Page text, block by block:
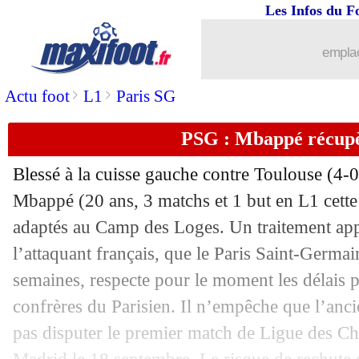
Actu foot> L1 > Paris SG
Les Infos du
PSG : Mbappé
Blessé à la cuisse gauche contre Toulouse
Mbappé (20 ans, 3 matchs et 1 but en L1
adaptés au Camp des Loges. Un traitement
l’attaquant français, que le Paris Saint-
semaines, respecte pour le moment les délais
confrères du Parisien. Il n’empêche que
pas disputer le premier match de Ligue des
PSG: Neymar, Rothen attend des
07/09 L1
07/09 OM: Drogba séduit par Benedetto
07/09 PSG : Neymar resté, T. Silva aux
07/09 Bayern: recrue record, Hernandez
07/09 Pays-Bas: van Dijk "surpris" pour
07/09 Atletico: Hernandez est parti sur un
07/09 PSG: Ikoné revient sur son départ